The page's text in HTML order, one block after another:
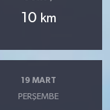
10 km
19 MART
PERŞEMBE